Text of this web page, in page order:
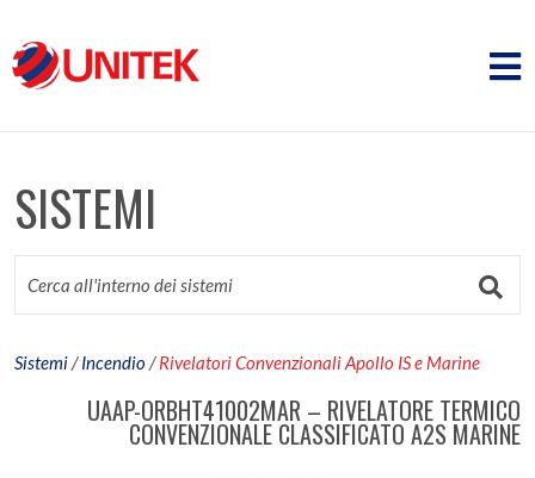
SISTEMI
Sistemi/Incendio/Rivelatori Convenzionali Apollo IS e Marine
UAAP-ORBHT41002MAR – RIVELATORE TERMICO
CONVENZIONALE CLASSIFICATO A2S MARINE